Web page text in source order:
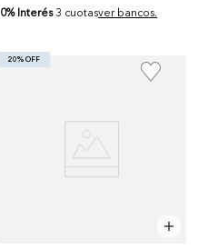
0% Interés 3 cuotasver bancos.
20% OFF